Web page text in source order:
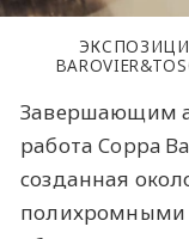
Завершающим
работа Coppa
созданная
полихромными